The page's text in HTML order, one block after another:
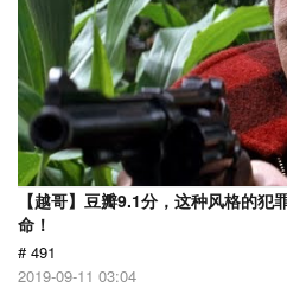
【越哥】豆瓣9.1分，这种风格的
命！
# 491
2019-09-11 03:04